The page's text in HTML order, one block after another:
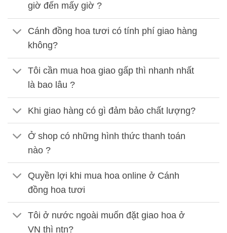
giờ đến mấy giờ ?
Cánh đồng hoa tươi có tính phí giao hàng
không?
Tôi cần mua hoa giao gấp thì nhanh nhất
là bao lâu ?
Khi giao hàng có gì đảm bảo chất lượng?
Ở shop có những hình thức thanh toán
nào ?
Quyền lợi khi mua hoa online ở Cánh
đồng hoa tươi
Tôi ở nước ngoài muốn đặt giao hoa ở
VN thì ntn?